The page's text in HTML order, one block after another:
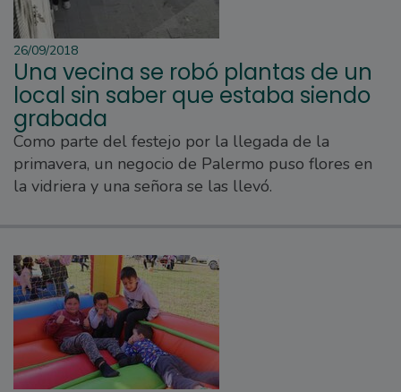
26/09/2018
Una vecina se robó plantas de un
local sin saber que estaba siendo
grabada
Como parte del festejo por la llegada de la
primavera, un negocio de Palermo puso flores en
la vidriera y una señora se las llevó.